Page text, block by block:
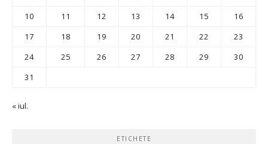
10
11 12 13 14 15
16
17
18 19 20 21 22
23
24
25 26 27 28 29
30
31
« iul.
ETICHETE